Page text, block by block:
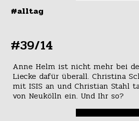
#alltag
#39/14
Anne Helm ist nicht mehr bei
Liecke dafür überall. Christina
mit ISIS an und Christian Stahl
von Neukölln ein. Und Ihr so?